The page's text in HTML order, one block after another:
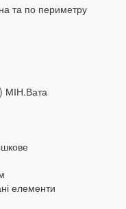
та по периметру
МІН.Вата
елементи